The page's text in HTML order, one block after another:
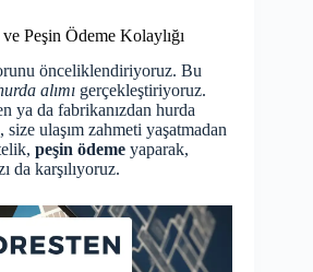
Peşin Ödeme Kolaylığı
önceliklendiriyoruz. Bu
alımı gerçekleştiriyoruz.
ya da fabrikanızdan hurda
ulaşım zahmeti yaşatmadan
peşin ödeme yaparak,
da karşılıyoruz.